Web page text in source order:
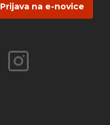
Prijava na e-novice